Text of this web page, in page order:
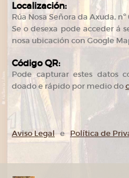
Localización:
Rúa Nosa Señora da Axuda,
Se o desexa pode acceder á
nosa ubicación con Google
Código QR:
Pode capturar estes datos
doado e rápido por medio do
Aviso Legale Política de